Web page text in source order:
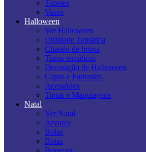
Tapetes
Vasos
Halloween
Ver Halloween
Utilidade Temática
Chapéu de bruxa
Tiaras temáticas
Decoração de Halloween
Capas e Fantasias
Acessórios
Tintas e Maquiagens
Natal
Ver Natal
Árvores
Bolas
Botas
Bonecos